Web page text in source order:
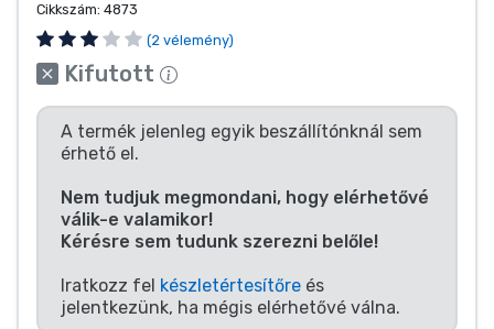
Cikkszám: 4873
(2 vélemény)
Kifutott
A termék jelenleg egyik beszállítónknál sem
érhető el.
Nem tudjuk megmondani, hogy elérhetővé
válik-e valamikor!
Kérésre sem tudunk szerezni belőle!
Iratkozz fel készletértesítőre és
jelentkezünk, ha mégis elérhetővé válna.
Sportos cuccok
Zenés cuccok
Terméktípusok
Márkák